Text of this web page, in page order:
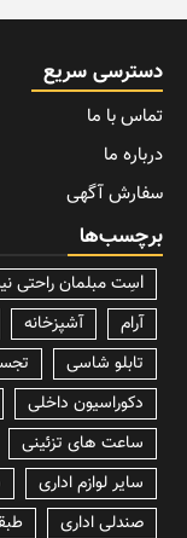
دسترسی سریع
تماس با ما
درباره ما
سفارش آگهی
برچسب‌ها
lسِت مبلمان راحتی نیم دایره در اتاق نشیمن و پذیرایی
آرام
آشپزخانه
تابلو شاسی
دکوراسیون داخلی
ساعت های تزئینی
سایر لوازم اداری
صندلی اداری